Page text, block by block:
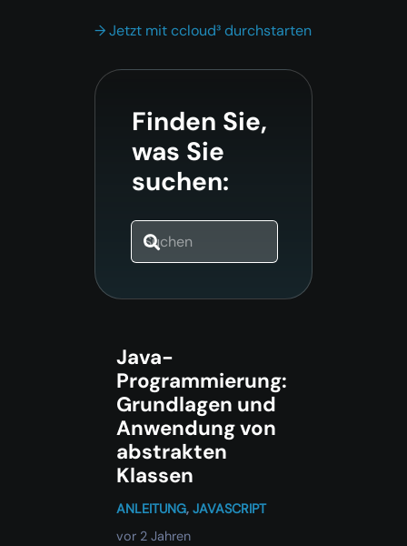
→ Jetzt mit ccloud³ durchstarten
Finden Sie,
was Sie
suchen:
Java-
Programmierung:
Grundlagen und
Anwendung von
abstrakten
Klassen
ANLEITUNG, JAVASCRIPT
vor 2 Jahren